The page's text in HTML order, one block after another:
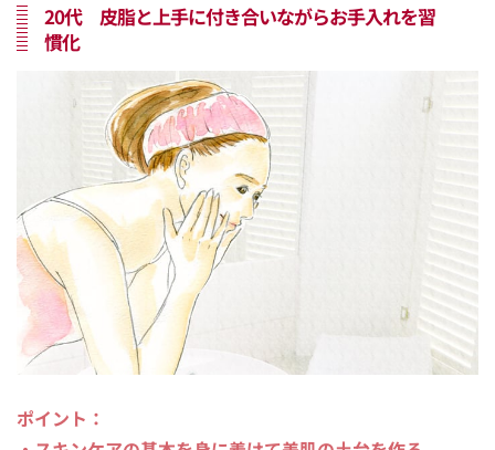
20代 皮脂と上手に付き合いながらお手入れを習
慣化
ポイント：